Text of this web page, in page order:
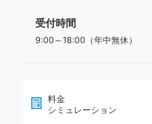
受付時間
9:00～18:00（年中無休）
料金
シミュレーション